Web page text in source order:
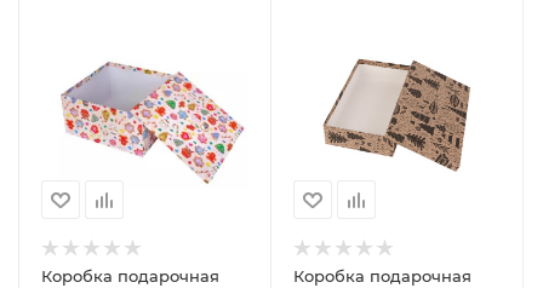
Коробка подарочная
Коробка подарочная